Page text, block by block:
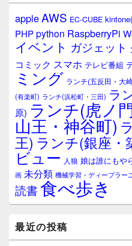
ウ
ィ
ジ
ェ
ア
appleAWS EC-CUBE
PHPpython RaspberryPi
イベント ガジェット
コミック スマホ テレビ番組
ミング ランチ(五反田・大
(有楽町) ランチ(浜松町・三田) ラ
原) ランチ(虎ノ
山王・神谷町)
王) ランチ(銀座・
ビュー 人狼 娘は誰にもや
画 未分類 機械学習・ディープラー
読書食べ歩き
最近の投稿